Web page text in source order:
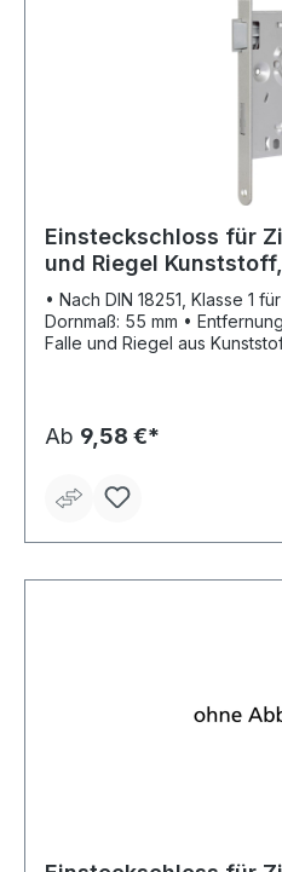
Einsteckschloss für
und Riegel
• Nach DIN 18251, Klasse 1 für
Dornmaß: 55 mm • Entfernung: 72 mm • Nuss: 8 mm •
Falle und Riegel aus Kunststoff • Ohne Wechsel •
Ab 9,58 €*